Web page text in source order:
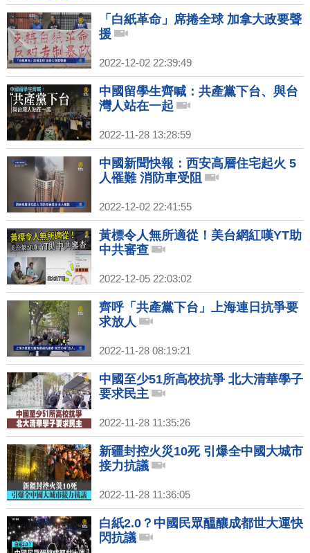
「白紙革命」席捲全球 加拿大政要聲
援
2022-12-02 22:39:49
中國留學生齊喊：共產黨下台、與台
灣人站在一起
2022-11-28 13:28:59
中國新聞快報：西安高層住宅起火 5
人罹難 消防車受阻
2022-12-02 22:41:55
黃標令人無所適從！美台網紅嘆YT助
中共審查
2022-12-05 22:03:02
齊呼「共產黨下台」上海連日抗爭要
求放人
2022-11-28 08:19:21
中國至少51所高校抗爭 北大清華學子
要求民主
2022-11-28 11:35:26
新疆封控火災10死 引爆全中國大城市
接力抗議
2022-11-28 11:36:05
白紙2.0？中國民眾醞釀成都世大運快
閃抗議